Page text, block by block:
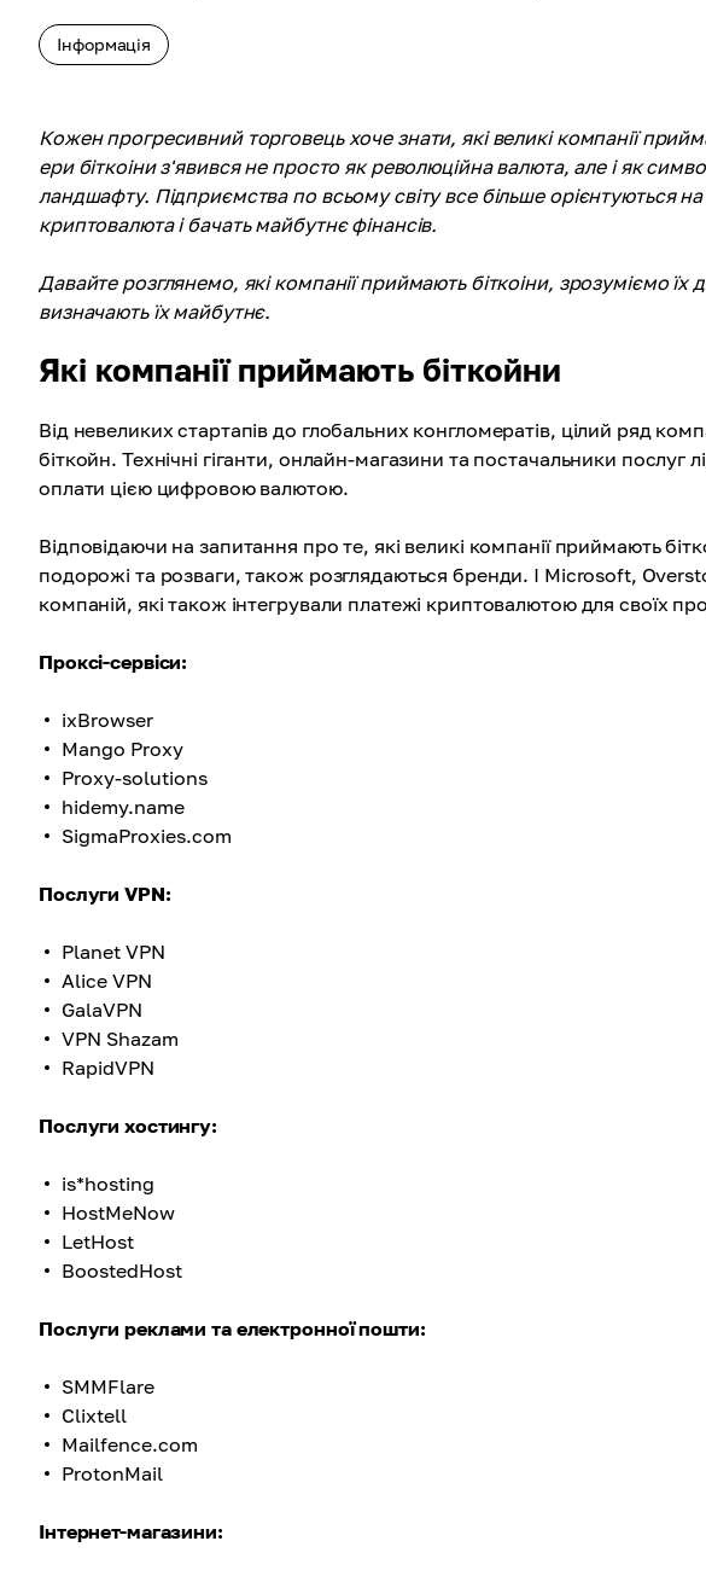
Інформація
Кожен прогресивний торговець хоче знати, які великі компанії
ери біткоіни з'явився не просто як революційна валюта, але і як
ландшафту. Підприємства по всьому світу все більше орієнтуються
криптовалюта і бачать майбутнє фінансів.
Давайте розглянемо, які компанії приймають біткоіни, зрозуміємо їх
визначають їх майбутнє.
Які компанії приймають біткойни
Від невеликих стартапів до глобальних конгломератів, цілий ряд
біткойн. Технічні гіганти, онлайн-магазини та постачальники
оплати цією цифровою валютою.
Відповідаючи на запитання про те, які великі компанії приймають
подорожі та розваги, також розглядаються бренди. І Microsoft,
компаній, які також інтегрували платежі криптовалютою для своїх
Проксі-сервіси:
ixBrowser
Mango Proxy
Proxy-solutions
hidemy.name
SigmaProxies.com
Послуги VPN:
Planet VPN
Alice VPN
GalaVPN
VPN Shazam
RapidVPN
Послуги хостингу:
is*hosting
HostMeNow
LetHost
BoostedHost
Послуги реклами та електронної пошти:
SMMFlare
Clixtell
Mailfence.com
ProtonMail
Інтернет-магазини: